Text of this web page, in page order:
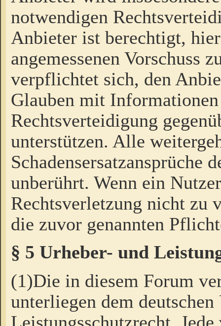
notwendigen
Anbieter ist berechtigt,
angemessenen Vorschuss
verpflichtet sich, den
Glauben mit
Rechtsverteidigung
unterstützen. Alle
Schadensersatzansprüche
unberührt. Wenn ein
Rechtsverletzung nicht zu
die zuvor genannten
§ 5 Urheber- und
(1)Die in diesem Forum
unterliegen dem